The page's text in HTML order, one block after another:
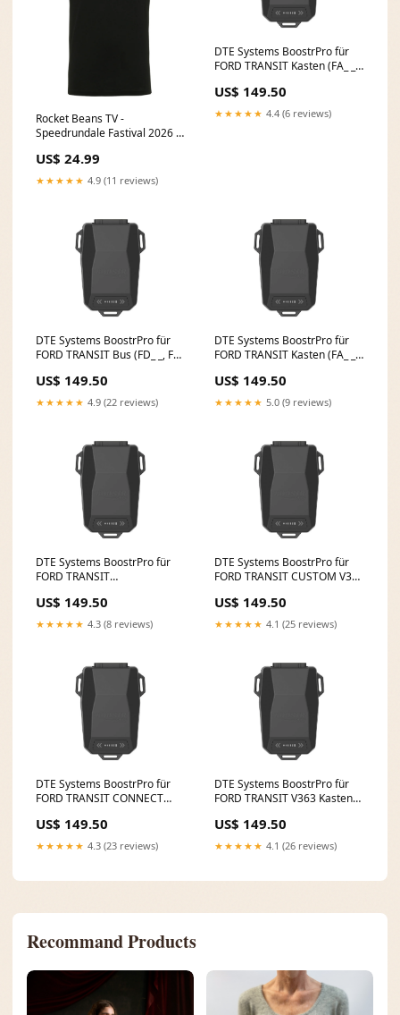
Rocket Beans TV -
Speedrundale Fastival 2026 -
Produktkategorie_Accessoires
US$ 24.99
★★★★★ 4.9 (11 reviews)
DTE Systems BoostrPro für
FORD TRANSIT Kasten (FA_ _)
130PS/96kW, 2198ccm Fox
VW Corrado G60 55mm
US$ 149.50
★★★★★ 4.4 (6 reviews)
DTE Systems BoostrPro für
FORD TRANSIT Bus (FD_ _, FB_
2014 2.2 TDCi, 140PS/103kW,
2198ccm Fox BMW 4er Reihe
US$ 149.50
★★★★★ 4.9 (22 reviews)
DTE Systems BoostrPro für
FORD TRANSIT Kasten (FA_ _)
85PS/63kW, 2198ccm Fox
BMW 7er Reihe E65 735i/ 745i
US$ 149.50
★★★★★ 5.0 (9 reviews)
DTE Systems BoostrPro für
FORD TRANSIT
FN_ _, FF_ _) 2006-2014 2.4
TDCi RWD, 100PS/74kW,
US$ 149.50
★★★★★ 4.3 (8 reviews)
DTE Systems BoostrPro für
FORD TRANSIT CUSTOM V362
TDCi, 155PS/114kW, 2198ccm
Fox Mercedes CLS C219
US$ 149.50
★★★★★ 4.1 (25 reviews)
DTE Systems BoostrPro für
FORD TRANSIT CONNECT
Kasten/Großraumlimousine
2013-... 1.5 EcoBlue,
120PS/88kW, 1499ccm Fox
US$ 149.50
★★★★★ 4.3 (23 reviews)
DTE Systems BoostrPro für
FORD TRANSIT V363 Kasten
EcoBlue, 170PS/125kW,
1995ccm Fox Mercedes E-
Klasse A207 4-Zylinder
US$ 149.50
★★★★★ 4.1 (26 reviews)
Recommand Products